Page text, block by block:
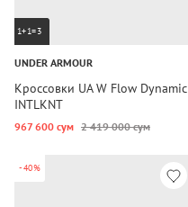
1+1=3
UNDER ARMOUR
Кроссовки UA W Flow Dynamic
INTLKNT
967 600 сум 2 419 000 сум
-40%